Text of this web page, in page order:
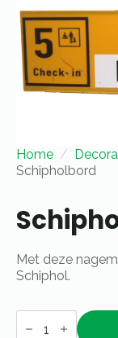
Home
Schipholbord
Met deze
Schiphol.
Schipholbord
aantal